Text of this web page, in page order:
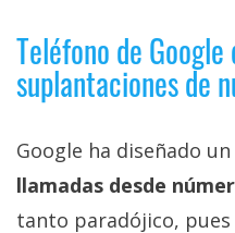
Teléfono de
suplantaciones de
Google ha diseñado
llamadas desde
tanto paradójico, pues